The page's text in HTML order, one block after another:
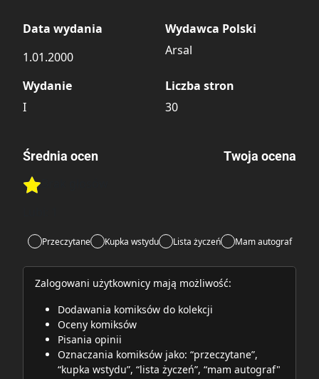
Data wydania
1.01.2000
Wydawca Polski
Arsal
Wydanie
I
Liczba stron
30
Średnia ocen
Rate this item:
Twoja ocena
Przeczytane Kupka wstydu Lista życzeń Mam autograf
Zalogowani użytkownicy mają możliwość:
Dodawania komiksów do kolekcji
Oceny komiksów
Pisania opinii
Oznaczania komiksów jako: “przeczytane”,
“kupka wstydu”, “lista życzeń”, “mam autograf"